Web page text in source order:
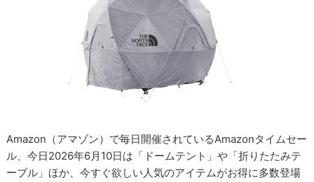
Amazon（アマゾン）で毎日開催されているAmazonタイムセー
ル、今日2026年6月10日は「ドームテント」や「折りたたみテ
ーブル」ほか、今すぐ欲しい人気のアイテムがお得に多数登場